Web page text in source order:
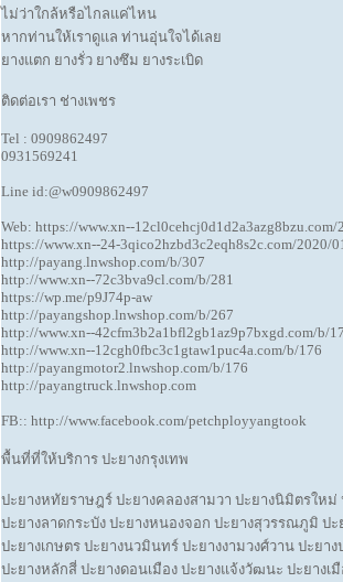
ไม่ว่าใกล้หรือไกลแค่ไหน
หากท่านให้เราดูแล ท่านอุ่นใจได้เลย
ยางแตก ยางรั่ว ยางซึม ยางระเบิด
ติดต่อเรา ช่างเพชร
Tel : 0909862497
0931569241
Line id:@w0909862497
Web: https://www.xn--
https://www.xn--24-3qico2hzbd3c2eqh8s2c.com/2020/
http://payang.lnwshop.com/b/307
http://www.xn--72c3bva9cl.com/b/281
https://wp.me/p9J74p-aw
http://payangshop.lnwshop.com/b/267
http://www.xn--42cfm3b2a1bfl2gb1az9p7bxgd.com/b/
http://www.xn--12cgh0fbc3c1gtaw1puc4a.com/b/176
http://payangmotor2.lnwshop.com/b/176
http://payangtruck.lnwshop.com
FB:: http://www.facebook.com/petchployyangtook
พื้นที่ที่ให้บริการ ปะยางกรุงเทพ
ปะยางหทัยราษฎร์ ปะยางคลองสามวา ปะยางนิมิตรใหม่
ปะยางลาดกระบัง ปะยางหนองจอก ปะยางสุวรรณภูมิ ปะ
ปะยางเกษตร ปะยางนวมินทร์ ปะยางงามวงศ์วาน ปะยา
ปะยางหลักสี่ ปะยางดอนเมือง ปะยางแจ้งวัฒนะ ปะยางเ